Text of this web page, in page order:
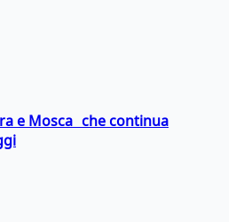
e Mosca che continua